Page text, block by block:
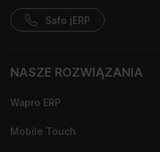
Safo jERP
NASZE ROZWIĄZANIA
Wapro ERP
Mobile Touch